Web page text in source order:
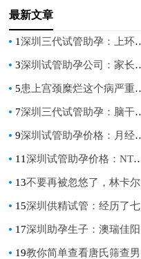
最新文章
1深圳三代试管助孕：上环避孕和埋线避孕的区别？这些常见的避孕方式还是蛮省事的
3深圳试管助孕公司：家长如何给四个月宝宝补钙锌，必须知道这些！
5患上宫颈糜烂这个病严重吗？得了之后最好注意这些
7深圳三代试管助孕：脑干胶质瘤早期症状解析，这些都可能是脑干胶质瘤的信号
9深圳试管助孕价格：月经推迟的症状表现,月经推迟是好事还是坏事
11深圳试管助孕价格：NT检查找不准位置，可以隔几天再做一次
13不要再被忽悠了，林卡尔2大骗局曝光看你中招没
15深圳供精试管：经历了七次促排却没有怀孕要考虑停下来吗？了解促排药物对身体的影响
17深圳助孕生子：澳瑞佳阳光宝宝奶粉有什么特点？东西值得购买与否主要还是看需求
19教你简单查看唐氏筛查男女自测表,唐氏筛查的正常参考值